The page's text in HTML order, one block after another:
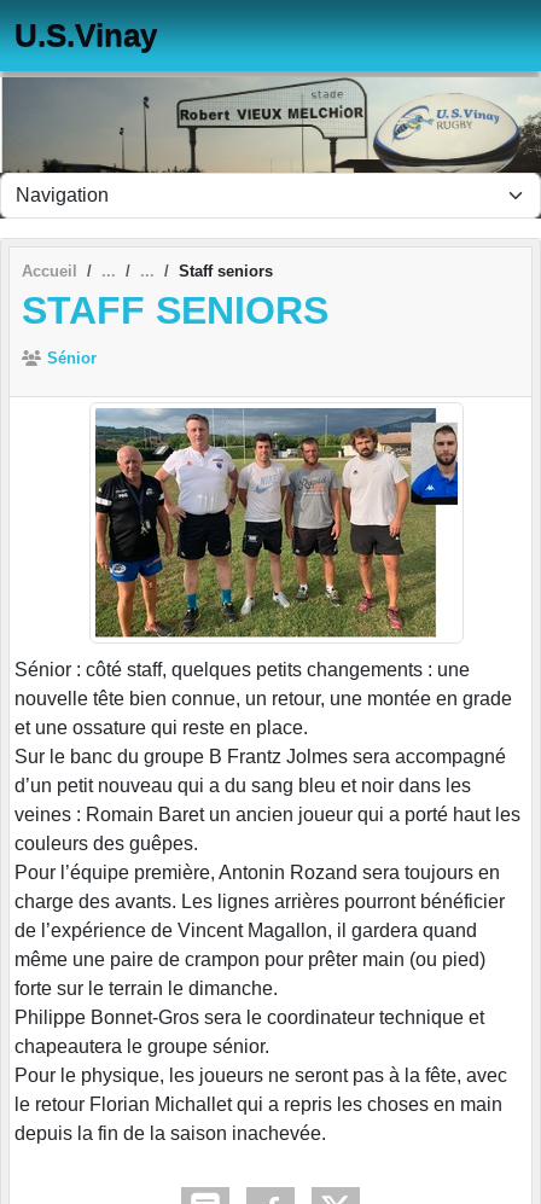
U.S.Vinay
Accueil Staff seniors
STAFF SENIORS
Sénior
Sénior : côté staff, quelques petits changements : une
nouvelle tête bien connue, un retour, une montée en grade
et une ossature qui reste en place.
Sur le banc du groupe B Frantz Jolmes sera accompagné
d’un petit nouveau qui a du sang bleu et noir dans les
veines : Romain Baret un ancien joueur qui a porté haut les
couleurs des guêpes.
Pour l’équipe première, Antonin Rozand sera toujours en
charge des avants. Les lignes arrières pourront bénéficier
de l’expérience de Vincent Magallon, il gardera quand
même une paire de crampon pour prêter main (ou pied)
forte sur le terrain le dimanche.
Philippe Bonnet-Gros sera le coordinateur technique et
chapeautera le groupe sénior.
Pour le physique, les joueurs ne seront pas à la fête, avec
le retour Florian Michallet qui a repris les choses en main
depuis la fin de la saison inachevée.